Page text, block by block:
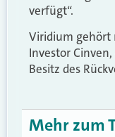
verfügt“.
Viridium gehört
Investor
Besitz des
Mehr zum